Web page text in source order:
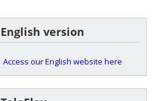
English version
Access our English website here